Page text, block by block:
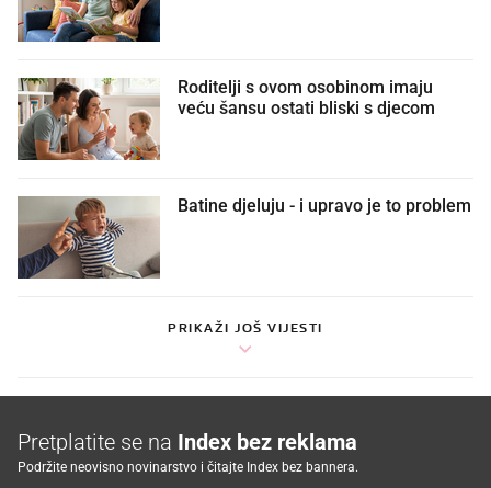
Roditelji s ovom osobinom imaju
veću šansu ostati bliski s djecom
Batine djeluju - i upravo je to problem
PRIKAŽI JOŠ VIJESTI
Pretplatite se na Index bez reklama
Podržite neovisno novinarstvo i čitajte Index bez bannera.